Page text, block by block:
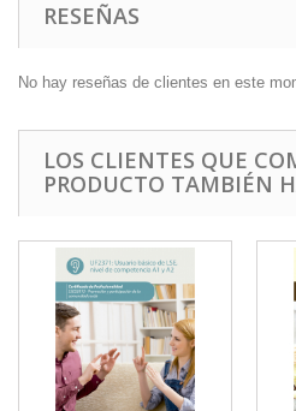
RESEÑAS
No hay reseñas de clientes en este
LOS CLIENTES QUE
PRODUCTO TAMBIÉN